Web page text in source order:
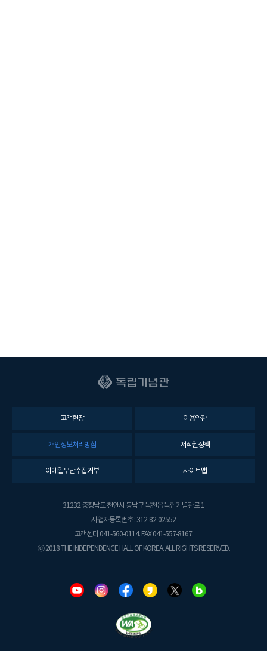
고객헌장 이용약관
개인정보처리방침 저작권정책
이메일무단수집거부 사이트맵
31232 충청남도 천안시 동남구 목천읍 독립기념관로 1
사업자등록번호 : 312-82-02552
고객센터 041-560-0114. FAX 041-557-8167.
ⓒ 2018 THE INDEPENDENCE HALL OF KOREA. ALL RIGHTS RESERVED.